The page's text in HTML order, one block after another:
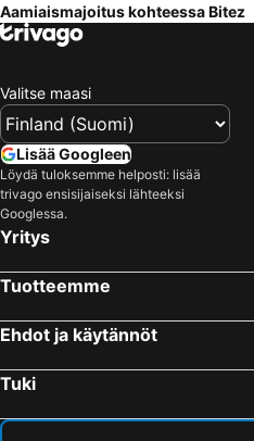
Panormos, bed and breakfasts
Aamiaismajoitus kohteessa Bitez
Valitse maasi
Lisää Googleen
Löydä tuloksemme helposti: lisää
trivago ensisijaiseksi lähteeksi
Googlessa.
Yritys
Tuotteemme
Ehdot ja käytännöt
Tuki